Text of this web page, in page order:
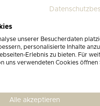
MALUS
-13%
unserer Besucherdaten
personalisierte Inhalte
Erlebnis zu bieten. Für
uns verwendeten Cookies öffnen
Alle akzeptieren